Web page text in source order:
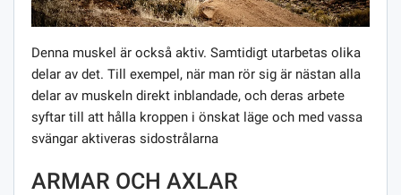
Denna muskel är också aktiv. Samtidigt utarbetas olika
delar av det. Till exempel, när man rör sig är nästan alla
delar av muskeln direkt inblandade, och deras arbete
syftar till att hålla kroppen i önskat läge och med vassa
svängar aktiveras sidostrålarna
ARMAR OCH AXLAR